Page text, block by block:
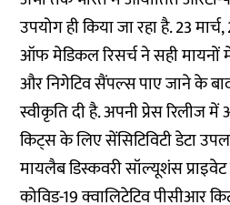
उपयोग ही किया जा रहा है. 23
ऑफ मेडिकल रिसर्च ने सही मायनों
और निगेटिव सैंपल्स पाए जाने के
स्वीकृति दी है. अपनी प्रेस रिलीज
किट्स के लिए सेंसिटिविटी डेटा
मायलैब डिस्कवरी सॉल्यूशंस
कोविड-19 क्वालिटेटिव पीसीआर